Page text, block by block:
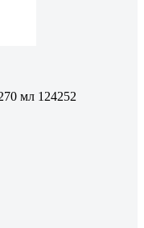
мл 124252